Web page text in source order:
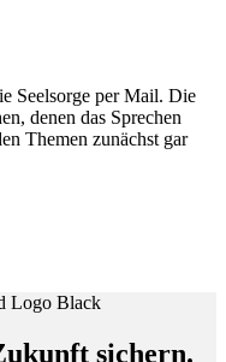
Seelsorge per Mail. Die
denen das Sprechen
Themen zunächst gar
sichern.